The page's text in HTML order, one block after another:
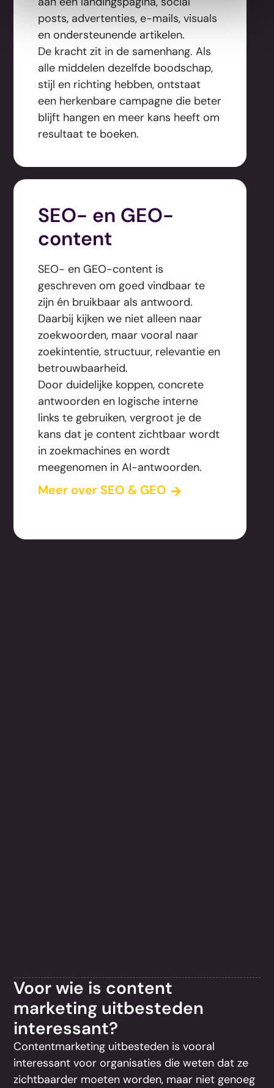
posts, advertenties, e-mails, visuals
en ondersteunende artikelen.
De kracht zit in de samenhang. Als
alle middelen dezelfde boodschap,
stijl en richting hebben, ontstaat
een herkenbare campagne die beter
blijft hangen en meer kans heeft om
resultaat te boeken.
SEO- en GEO-
content
SEO- en GEO-content is
geschreven om goed vindbaar te
zijn én bruikbaar als antwoord.
Daarbij kijken we niet alleen naar
zoekwoorden, maar vooral naar
zoekintentie, structuur, relevantie en
betrouwbaarheid.
Door duidelijke koppen, concrete
antwoorden en logische interne
links te gebruiken, vergroot je de
kans dat je content zichtbaar wordt
in zoekmachines en wordt
meegenomen in AI-antwoorden.
Meer over SEO & GEO
Voor wie is content
marketing uitbesteden
interessant?
Contentmarketing uitbesteden is vooral
interessant voor organisaties die weten dat ze
zichtbaarder moeten worden, maar niet genoeg